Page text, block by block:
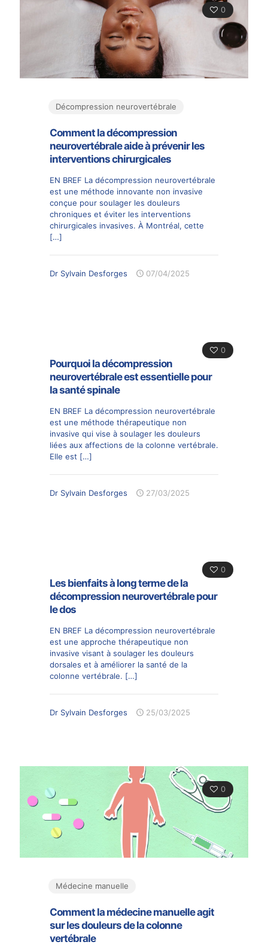
0
Décompression neurovertébrale
Comment la décompression
neurovertébrale aide à prévenir les
interventions chirurgicales
EN BREF La décompression neurovertébrale
est une méthode innovante non invasive
conçue pour soulager les douleurs
chroniques et éviter les interventions
chirurgicales invasives. À Montréal, cette
[…]
Dr Sylvain Desforges 07/04/2025
0
Pourquoi la décompression
neurovertébrale est essentielle pour
la santé spinale
EN BREF La décompression neurovertébrale
est une méthode thérapeutique non
invasive qui vise à soulager les douleurs
liées aux affections de la colonne vertébrale.
Elle est […]
Dr Sylvain Desforges 27/03/2025
0
Les bienfaits à long terme de la
décompression neurovertébrale pour
le dos
EN BREF La décompression neurovertébrale
est une approche thérapeutique non
invasive visant à soulager les douleurs
dorsales et à améliorer la santé de la
colonne vertébrale. […]
Dr Sylvain Desforges 25/03/2025
0
Médecine manuelle
Comment la médecine manuelle agit
sur les douleurs de la colonne
vertébrale